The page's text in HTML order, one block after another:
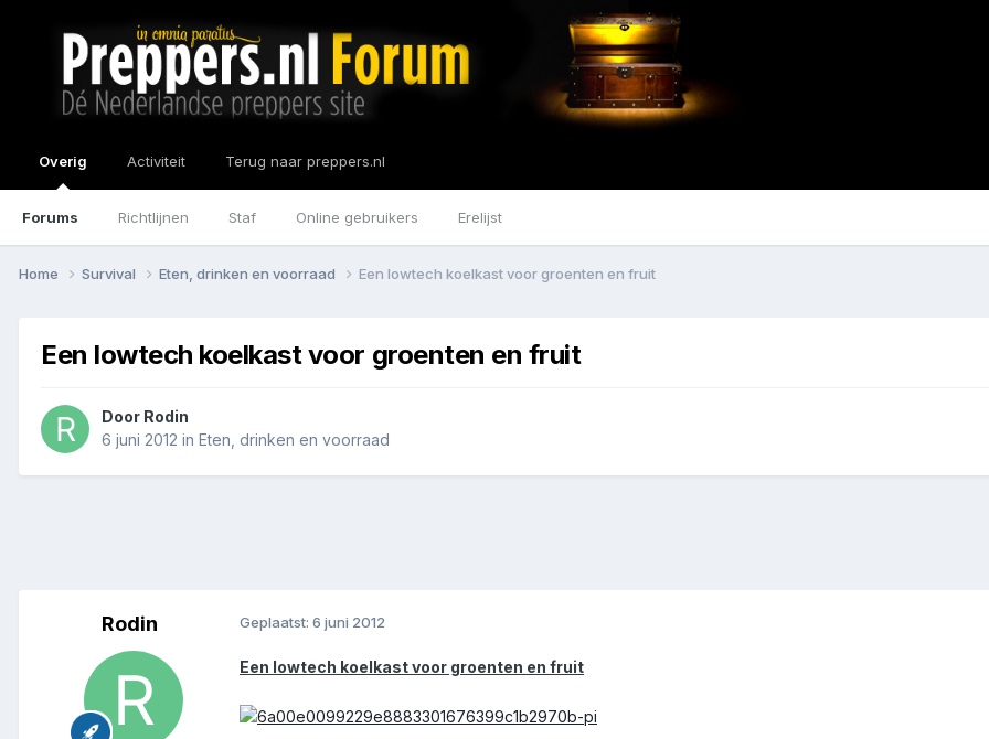
Overig
Forums Richtlijnen Staf Online gebruikers Erelijst
Activiteit Terug naar preppers.nl
Home Survival Eten, drinken en voorraad Een lowtech koelkast voor groenten en fruit
Een lowtech koelkast voor groenten en fruit
Door Rodin
6 juni 2012 in Eten, drinken en voorraad
Rodin Geplaatst: 6 juni 2012
Een lowtech koelkast voor groenten en fruit